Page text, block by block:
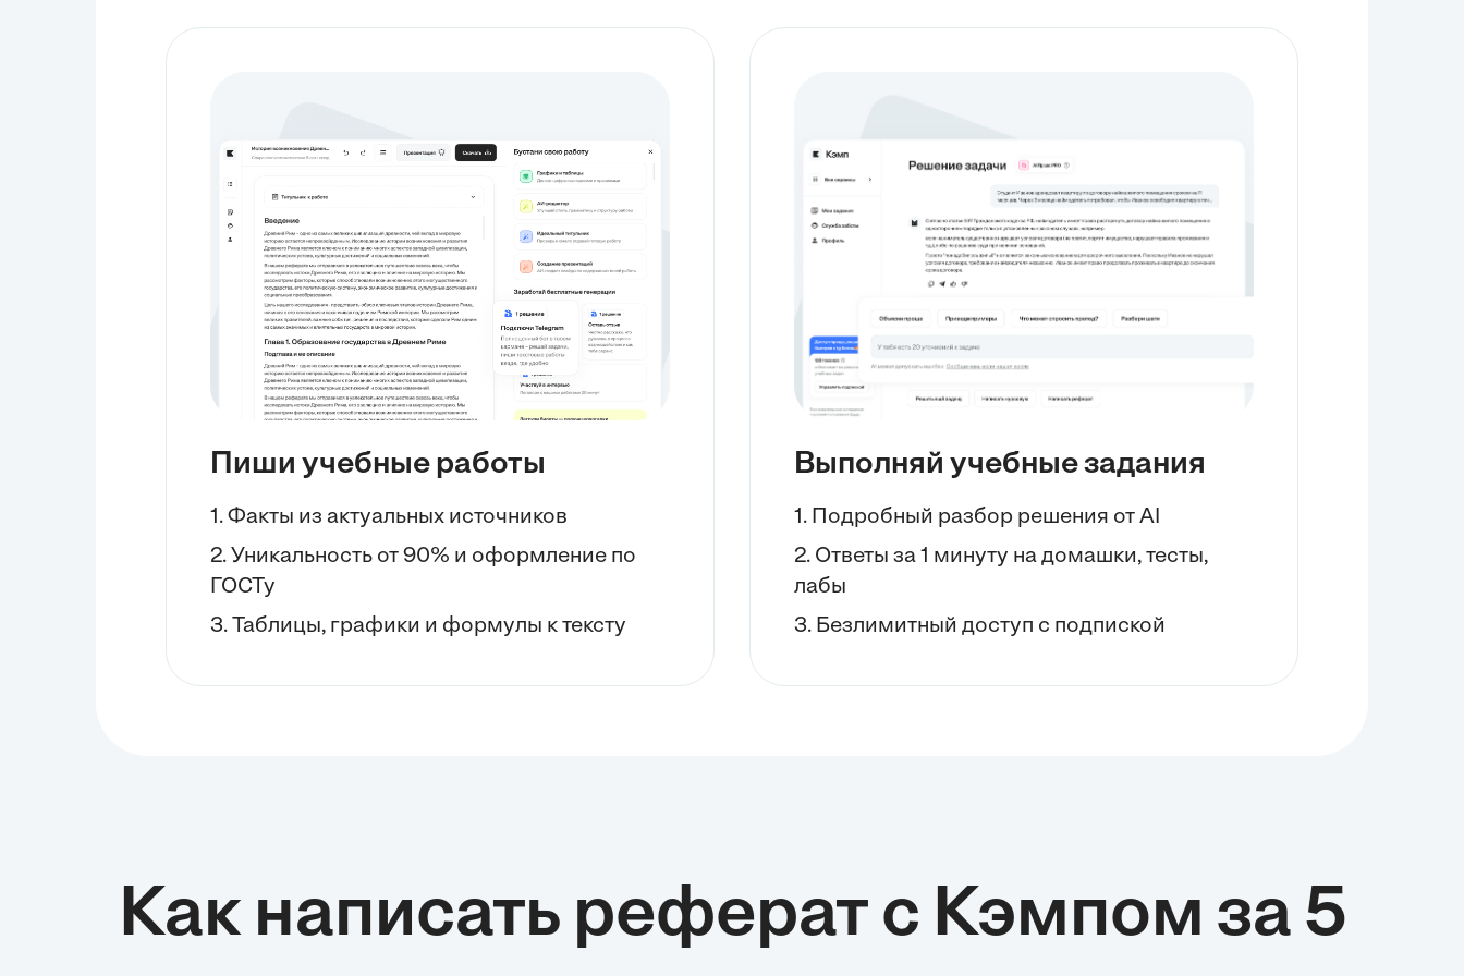
Пиши учебные работы
1. Факты из актуальных источников
2. Уникальность от 90% и оформление по
ГОСТу
3. Таблицы, графики и формулы к тексту
Выполняй учебные задания
1. Подробный разбор решения от AI
2. Ответы за 1 минуту на домашки, тесты,
лабы
3. Безлимитный доступ с подпиской
Как написать реферат с Кэмпом за 5